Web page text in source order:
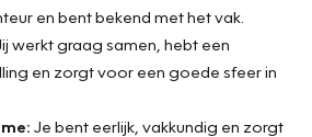
en bent bekend met het vak.
werkt graag samen, hebt een
en zorgt voor een goede sfeer in
Je bent eerlijk, vakkundig en zorgt